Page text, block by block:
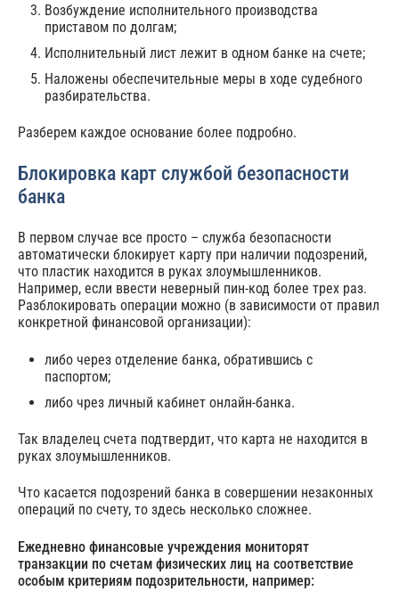
Возбуждение исполнительного производства
приставом по долгам;
Исполнительный лист лежит в одном банке на счете;
Наложены обеспечительные меры в ходе судебного
разбирательства.
Разберем каждое основание более подробно.
Блокировка карт службой безопасности
банка
В первом случае все просто – служба безопасности
автоматически блокирует карту при наличии подозрений,
что пластик находится в руках злоумышленников.
Например, если ввести неверный пин-код более трех раз.
Разблокировать операции можно (в зависимости от правил
конкретной финансовой организации):
либо через отделение банка, обратившись с
паспортом;
либо чрез личный кабинет онлайн-банка.
Так владелец счета подтвердит, что карта не находится в
руках злоумышленников.
Что касается подозрений банка в совершении незаконных
операций по счету, то здесь несколько сложнее.
Ежедневно финансовые учреждения мониторят
транзакции по счетам физических лиц на соответствие
особым критериям подозрительности, например: